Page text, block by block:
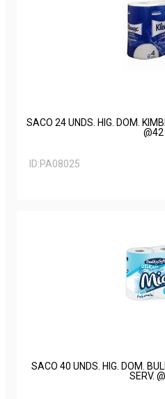
SACO 24 UNDS. HIG. DOM.
@42
ID:PA08025
SACO 40 UNDS. HIG. DOM.
SERV.